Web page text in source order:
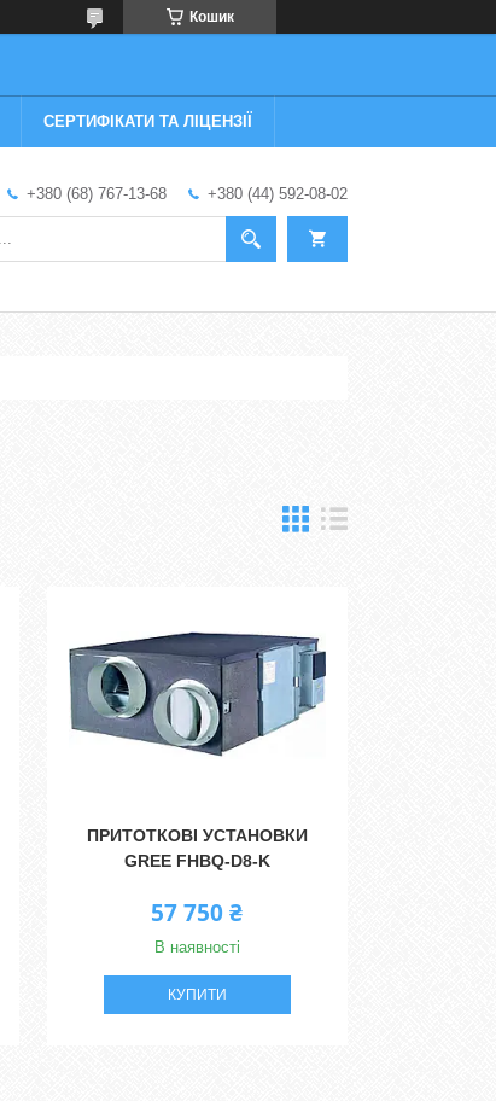
Кошик
СЕРТИФІКАТИ ТА ЛІЦЕНЗІЇ
+380 (68) 767-13-68 +380 (44) 592-08-02
ПРИТОТКОВІ УСТАНОВКИ
GREE FHBQ-D8-K
57 750 ₴
В наявності
КУПИТИ